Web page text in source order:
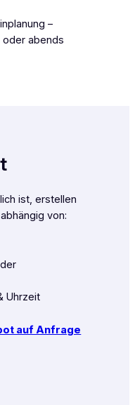
–
oder abends
ist, erstellen
abhängig von:
Uhrzeit
auf Anfrage